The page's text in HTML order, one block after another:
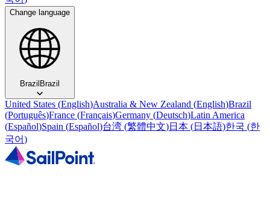
Change language
BrazilBrazil
United States (English)Australia & New Zealand (English)Brazil
(Português)France (Français)Germany (Deutsch)Latin America
(Español)Spain (Español)台湾 (繁體中文)日本 (日本語)한국 (한
국어)